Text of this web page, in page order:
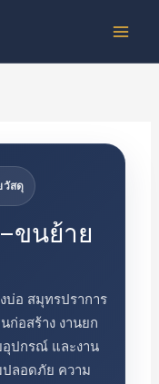
วัสดุ
ขนย้าย
บ่อ สมุทรปราการ
ก่อสร้าง งานยก
อุปกรณ์ และงาน
ลอดภัย ความ